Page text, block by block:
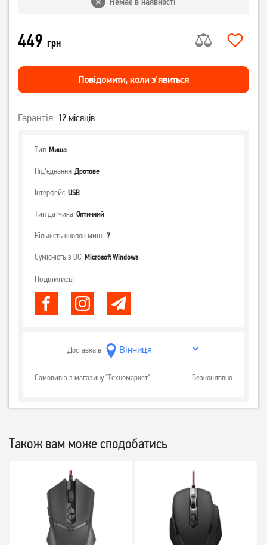
449 грн
Повiдомити, коли з'явиться
Гарантія: 12 місяців
Тип Миша
Під'єднання Дротове
Інтерфейс USB
Тип датчика Оптичний
Кількість кнопок миші 7
Сумісність з ОС Microsoft Windows
Поділитись:
Доставка в
Самовивіз з магазину "Техномаркет" Безкоштовно
Також вам може сподобатись